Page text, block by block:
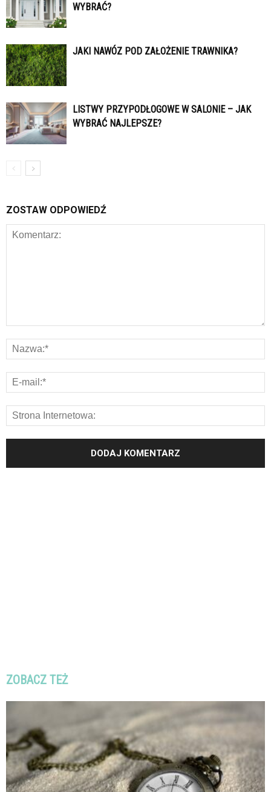
WYBRAĆ?
JAKI NAWÓZ POD ZAŁOŻENIE TRAWNIKA?
LISTWY PRZYPODŁOGOWE W SALONIE – JAK
WYBRAĆ NAJLEPSZE?
ZOSTAW ODPOWIEDŹ
ZOBACZ TEŻ